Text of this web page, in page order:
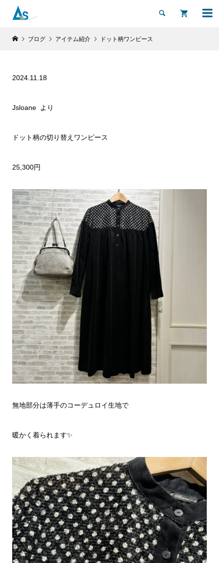
 
ブログ アイテム紹介 ドット柄ワンピース
2024.11.18
Jsloane より
ドット柄の切り替えワンピース
25,300円
無地部分は薄手のコーデュロイ生地で
暖かく着られます✨